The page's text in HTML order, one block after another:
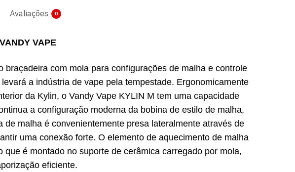
Avaliações 0
VAPE
com mola para configurações de malha e controle
a indústria de vape pela tempestade. Ergonomicamente
da Kylin, o Vandy Vape KYLIN M tem uma capacidade
a configuração moderna da bobina de estilo de malha,
malha é convenientemente presa lateralmente através de
uma conexão forte. O elemento de aquecimento de malha
é montado no suporte de cerâmica carregado por mola,
eficiente.